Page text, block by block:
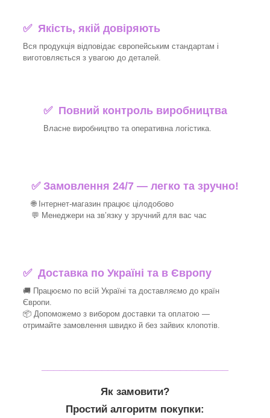
✅ Якість, якій довіряють
Вся продукція відповідає європейським стандартам і
виготовляється з увагою до деталей.
✅ Повний контроль виробництва
Власне виробництво та оперативна логістика.
✅ Замовлення 24/7 — легко та зручно!
🌐 Інтернет-магазин працює цілодобово
💬 Менеджери на зв’язку у зручний для вас час
✅Доставка по Україні та в Європу
🚚 Працюємо по всій Україні та доставляємо до країн
Європи.
📦 Допоможемо з вибором доставки та оплатою —
отримайте замовлення швидко й без зайвих клопотів.
Як замовити?
Простий алгоритм покупки: